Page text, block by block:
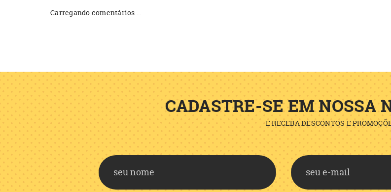
Carregando comentários ...
CADASTRE-SE EM NOSSA
E RECEBA DESCONTOS E